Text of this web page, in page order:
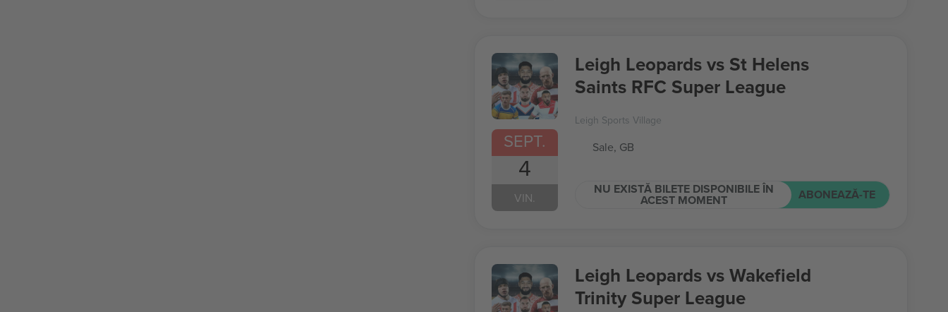
SEPT.
4
VIN.
Leigh Leopards vs St Helens
Saints RFC Super League
Leigh Sports Village
Sale, GB
NU EXISTĂ BILETE DISPONIBILE ÎN
ACEST MOMENT ABONEAZĂ-TE
Leigh Leopards vs Wakefield
Trinity Super League